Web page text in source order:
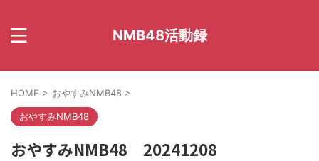
NMB48活動録
HOME > おやすみNMB48 >
おやすみNMB48
おやすみNMB48 20241208